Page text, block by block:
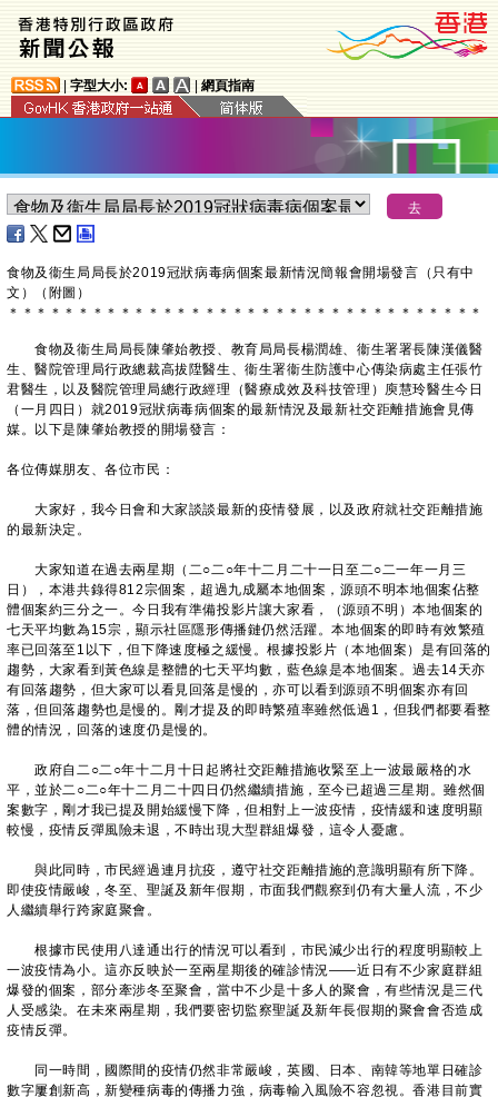
字型大小: 網頁指南
食物及衞生局局長於2019冠狀病毒病個案最新情況簡報會開場發言（只有中
文）（附圖）
＊ ＊ ＊ ＊ ＊ ＊ ＊ ＊ ＊ ＊ ＊ ＊ ＊ ＊ ＊ ＊ ＊ ＊ ＊ ＊ ＊ ＊ ＊ ＊ ＊ ＊ ＊ ＊ ＊ ＊ ＊ ＊ ＊ ＊
食物及衞生局局長陳肇始教授、教育局局長楊潤雄、衞生署署長陳漢儀醫
生、醫院管理局行政總裁高拔陞醫生、衞生署衞生防護中心傳染病處主任張竹
君醫生，以及醫院管理局總行政經理（醫療成效及科技管理）庾慧玲醫生今日
（一月四日）就2019冠狀病毒病個案的最新情況及最新社交距離措施會見傳
媒。以下是陳肇始教授的開場發言：
各位傳媒朋友、各位市民：
大家好，我今日會和大家談談最新的疫情發展，以及政府就社交距離措施
的最新決定。
大家知道在過去兩星期（二○二○年十二月二十一日至二○二一年一月三
日），本港共錄得812宗個案，超過九成屬本地個案，源頭不明本地個案佔整
體個案約三分之一。今日我有準備投影片讓大家看，（源頭不明）本地個案的
七天平均數為15宗，顯示社區隱形傳播鏈仍然活躍。本地個案的即時有效繁殖
率已回落至1以下，但下降速度極之緩慢。根據投影片（本地個案）是有回落的
趨勢，大家看到黃色線是整體的七天平均數，藍色線是本地個案。過去14天亦
有回落趨勢，但大家可以看見回落是慢的，亦可以看到源頭不明個案亦有回
落，但回落趨勢也是慢的。剛才提及的即時繁殖率雖然低過1，但我們都要看整
體的情況，回落的速度仍是慢的。
政府自二○二○年十二月十日起將社交距離措施收緊至上一波最嚴格的水
平，並於二○二○年十二月二十四日仍然繼續措施，至今已超過三星期。雖然個
案數字，剛才我已提及開始緩慢下降，但相對上一波疫情，疫情緩和速度明顯
較慢，疫情反彈風險未退，不時出現大型群組爆發，這令人憂慮。
與此同時，市民經過連月抗疫，遵守社交距離措施的意識明顯有所下降。
即使疫情嚴峻，冬至、聖誕及新年假期，市面我們觀察到仍有大量人流，不少
人繼續舉行跨家庭聚會。
根據市民使用八達通出行的情況可以看到，市民減少出行的程度明顯較上
一波疫情為小。這亦反映於一至兩星期後的確診情況――近日有不少家庭群組
爆發的個案，部分牽涉冬至聚會，當中不少是十多人的聚會，有些情況是三代
人受感染。在未來兩星期，我們要密切監察聖誕及新年長假期的聚會會否造成
疫情反彈。
同一時間，國際間的疫情仍然非常嚴峻，英國、日本、南韓等地單日確診
數字屢創新高，新變種病毒的傳播力強，病毒輸入風險不容忽視。香港目前實